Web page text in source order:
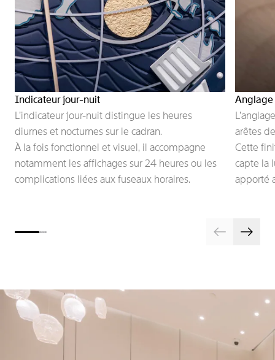
Indicateur jour-nuit
L’indicateur jour-nuit distingue les heures
diurnes et nocturnes sur le cadran.
À la fois fonctionnel et visuel, il accompagne
notamment les affichages sur 24 heures ou les
complications liées aux fuseaux horaires.
Anglage
arêtes
Cette
capte la
apporté